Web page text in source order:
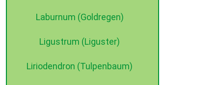
Laburnum (Goldregen)
Ligustrum (Liguster)
Liriodendron (Tulpenbaum)